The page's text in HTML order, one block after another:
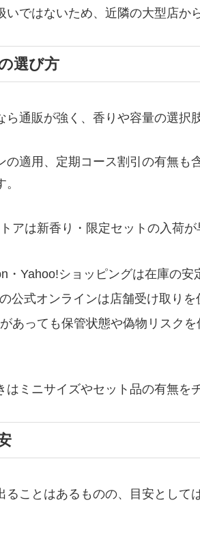
いではないため、近隣の大型店か
選び方
通販が強く、香りや容量の選択
の適用、定期コース割引の有無も
アは新香り・限定セットの入荷
・Yahoo!ショッピングは在庫の安
公式オンラインは店舗受け取りを
あっても保管状態や偽物リスク
ミニサイズやセット品の有無を
ることはあるものの、目安として